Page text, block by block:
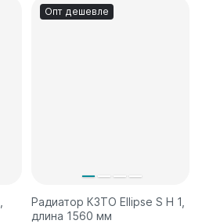
Опт дешевле
Радиатор КЗТО Ellipse S H 1,
длина 1560 мм